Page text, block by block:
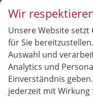
Notbremssystem,
Bergabfahrassistent
Einparkhilfe
Park Distance
hinten,
Lichttechnik
Lichtsensor,
Fernlichtassistent
Wir
Unsere Website
für Sie
Auswahl und
Analytics und
Einverständnis
jederzeit mit